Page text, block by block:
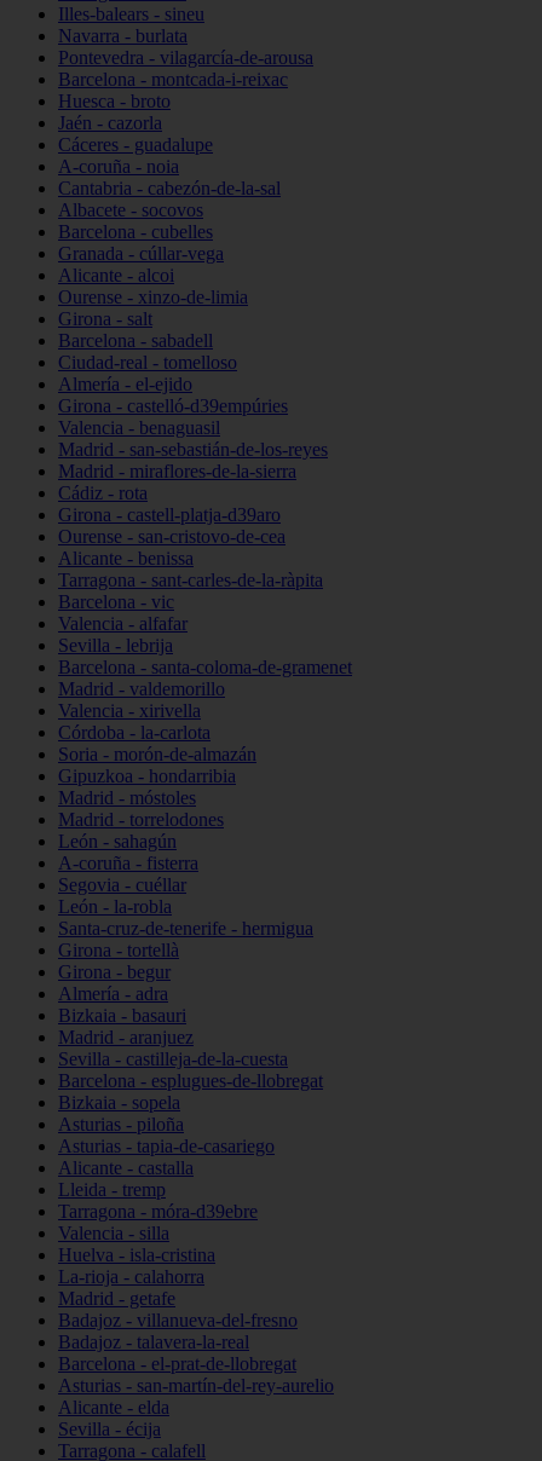
Illes-balears - sineu
Navarra - burlata
Pontevedra - vilagarcía-de-arousa
Barcelona - montcada-i-reixac
Huesca - broto
Jaén - cazorla
Cáceres - guadalupe
A-coruña - noia
Cantabria - cabezón-de-la-sal
Albacete - socovos
Barcelona - cubelles
Granada - cúllar-vega
Alicante - alcoi
Ourense - xinzo-de-limia
Girona - salt
Barcelona - sabadell
Ciudad-real - tomelloso
Almería - el-ejido
Girona - castelló-d39empúries
Valencia - benaguasil
Madrid - san-sebastián-de-los-reyes
Madrid - miraflores-de-la-sierra
Cádiz - rota
Girona - castell-platja-d39aro
Ourense - san-cristovo-de-cea
Alicante - benissa
Tarragona - sant-carles-de-la-ràpita
Barcelona - vic
Valencia - alfafar
Sevilla - lebrija
Barcelona - santa-coloma-de-gramenet
Madrid - valdemorillo
Valencia - xirivella
Córdoba - la-carlota
Soria - morón-de-almazán
Gipuzkoa - hondarribia
Madrid - móstoles
Madrid - torrelodones
León - sahagún
A-coruña - fisterra
Segovia - cuéllar
León - la-robla
Santa-cruz-de-tenerife - hermigua
Girona - tortellà
Girona - begur
Almería - adra
Bizkaia - basauri
Madrid - aranjuez
Sevilla - castilleja-de-la-cuesta
Barcelona - esplugues-de-llobregat
Bizkaia - sopela
Asturias - piloña
Asturias - tapia-de-casariego
Alicante - castalla
Lleida - tremp
Tarragona - móra-d39ebre
Valencia - silla
Huelva - isla-cristina
La-rioja - calahorra
Madrid - getafe
Badajoz - villanueva-del-fresno
Badajoz - talavera-la-real
Barcelona - el-prat-de-llobregat
Asturias - san-martín-del-rey-aurelio
Alicante - elda
Sevilla - écija
Tarragona - calafell